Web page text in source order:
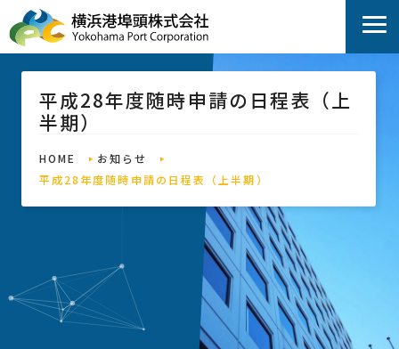
平成28年度随時申請の日程表（上
半期）
HOME
お知らせ
平成28年度随時申請の日程表（上半期）